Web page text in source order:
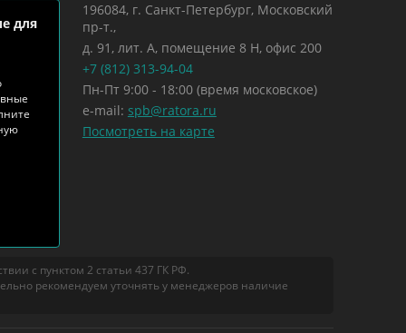
для
196084, г. Санкт-Петербург, Московский
пр-т.,
д. 91, лит. А, помещение 8 Н, офис 200
+7 (812) 313-94-04
Пн-Пт 9:00 - 18:00 (время московское)
e-mail: spb@ratora.ru
Посмотреть на карте
с пунктом 2 статьи 437 ГК РФ.
рекомендуем уточнять у менеджеров наличие